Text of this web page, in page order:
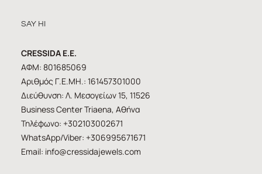
SAY HI
CRESSIDA E.E.
ΑΦΜ: 801685069
Αριθμός Γ.Ε.ΜΗ.: 161457301000
Διεύθυνση: Λ. Μεσογείων 15, 11526
Business Center Triaena, Αθήνα
Τηλέφωνο: +302103002671
WhatsApp/Viber: +306995671671
Email: info@cressidajewels.com